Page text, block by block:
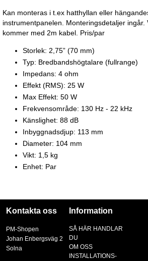
Kan monteras i t.ex hatthyllan eller
instrumentpanelen. Monteringsdetaljer ingår.
kommer med 2m kabel. Pris/par
Storlek: 2,75” (70 mm)
Typ: Bredbandshögtalare (fullrange)
Impedans: 4 ohm
Effekt (RMS): 25 W
Max Effekt: 50 W
Frekvensområde: 130 Hz - 22 kHz
Känslighet: 88 dB
Inbyggnadsdjup: 113 mm
Diameter: 104 mm
Vikt: 1,5 kg
Enhet: Par
Kontakta oss
PM-Shopen
Johan Enbergsväg 2
Solna
Information
SÅ HÄR HANDLAR
DU
OM OSS
INSTALLATIONS-